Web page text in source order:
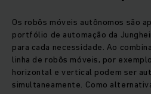
Os robôs móveis autônomos são
portfólio de automação da
para cada necessidade. Ao
linha de robôs móveis, por
horizontal e vertical podem ser
simultaneamente. Como